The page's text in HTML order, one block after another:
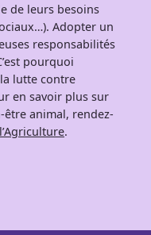
de leurs besoins
Adopter un
responsabilités
pourquoi
lutte contre
en savoir plus sur
animal, rendez-
.